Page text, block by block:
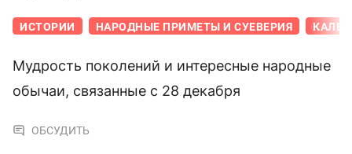
ИСТОРИИ НАРОДНЫЕ ПРИМЕТЫ И СУЕВЕРИЯ
Мудрость поколений и интересные народные
обычаи, связанные с 28 декабря
ОБСУДИТЬ